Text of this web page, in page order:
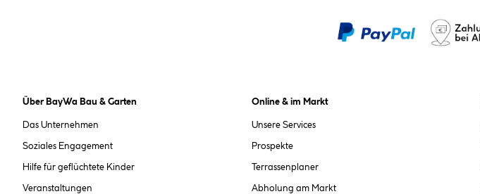
Über BayWa Bau & Garten
Das Unternehmen
Soziales Engagement
Hilfe für geflüchtete Kinder
Veranstaltungen
Online & im Markt
Unsere Services
Prospekte
Terrassenplaner
Abholung am Markt